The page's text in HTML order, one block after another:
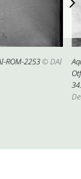
ROM-2253© DAI